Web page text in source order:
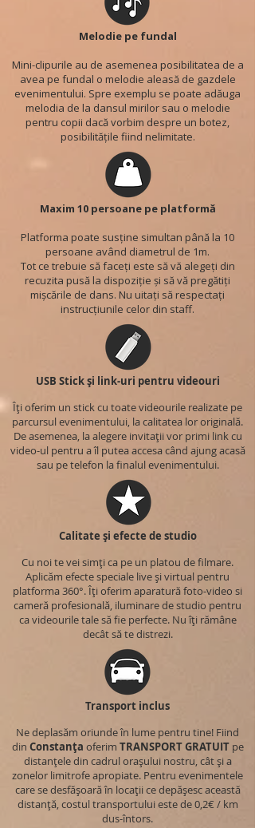
Melodie pe fundal
Mini-clipurile au de asemenea posibilitatea de a
avea pe fundal o melodie aleasă de gazdele
evenimentului. Spre exemplu se poate adăuga
melodia de la dansul mirilor sau o melodie
pentru copii dacă vorbim despre un botez,
posibilitățile fiind nelimitate.
Maxim 10 persoane pe platformă
Platforma poate susține simultan până la 10
persoane având diametrul de 1m.
Tot ce trebuie să faceți este să vă alegeți din
recuzita pusă la dispoziție și să vă pregătiți
mișcările de dans. Nu uitați să respectați
instrucțiunile celor din staff.
USB Stick și link-uri pentru videouri
Îți oferim un stick cu toate videourile realizate pe
parcursul evenimentului, la calitatea lor originală.
De asemenea, la alegere invitații vor primi link cu
video-ul pentru a îl putea accesa când ajung acasă
sau pe telefon la finalul evenimentului.
Calitate și efecte de studio
Cu noi te vei simți ca pe un platou de filmare.
Aplicăm efecte speciale live și virtual pentru
platforma 360°. Îți oferim aparatură foto-video si
cameră profesională, iluminare de studio pentru
ca videourile tale să fie perfecte. Nu îți rămâne
decât să te distrezi.
Transport inclus
Ne deplasăm oriunde în lume pentru tine! Fiind
din Constanța oferim TRANSPORTGRATUITpe
distanțele din cadrul orașului nostru, cât și a
zonelor limitrofe apropiate. Pentru evenimentele
care se desfășoară în locații ce depășesc această
distanță, costul transportului este de 0,2€ / km
dus-întors.